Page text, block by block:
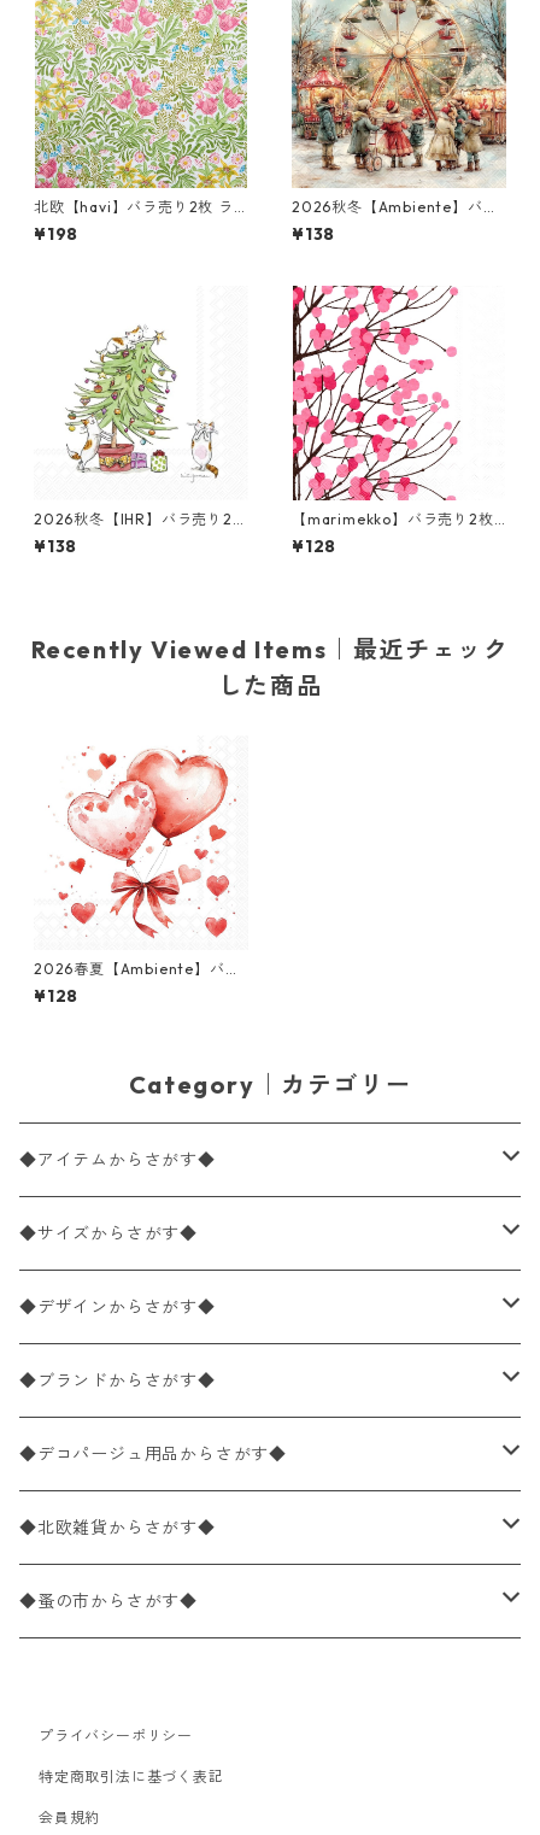
北欧【havi】バラ売り2枚 ラ
ンチサイズ ペーパーナプキン
Bower グリーン William Mor
¥198
2026秋冬【Ambiente】バラ
売り2枚 ランチサイズ ペーパ
ーナプキン Theme Park グレ
¥138
2026秋冬【IHR】バラ売り2枚
ランチサイズ ペーパーナプキ
ン CATS IN THE TREE ホワイ
¥138
【marimekko】バラ売り2枚
ランチサイズ ペーパーナプキ
ン LUMIMARJA ホワイト×ピ
¥128
Recently Viewed Items｜最近チェック
した商品
2026春夏【Ambiente】バラ
売り2枚 ランチサイズ ペーパ
ーナプキン Balloon hearts ホ
¥128
Category｜カテゴリー
◆アイテムからさがす◆
ペーパーナプキン2枚バラ売り
ペーパーナプキン1枚バラ売り
ペーパーナプキン20枚入りパック
ペーパーナプキン10枚入りパック
ライスペーパー
ペーパーリネンナプキン
ワックスペーパー
デコパージュ用品
◆サイズからさがす◆
33×33cm（ランチサイズ）
バラ売り
パック売り
25×25cm（カクテルサイズ）
バラ売り
パック売り
40×40cm（ディナーサイズ）
バラ売り
パック売り
21×21cm（ポケットサイズ）
バラ売り
33cm（ラウンド）
◆デザインからさがす◆
花柄
植物・グリーン柄
動物・鳥・昆虫・蝶柄
海・魚柄
食べ物・フルーツ・野菜・ドリンク柄
食器・カトラリー柄
◆ブランドからさがす◆
ドイツ製 IHR/イア
ランチサイズ
カクテルサイズ
ドイツ製 Ambiente/アンビエンテ
ランチサイズ
ドイツ製 Paperproducts Design
カクテルサイズ
ランチサイズ
カクテルサイズ
ドイツ製 ti-flair/ティーフレア
ランチサイズ
ドイツ製 PAW/パウ
◆デコパージュ用品からさがす◆
デコパージュ液
デコパージュ下地
デコパージュはさみ
3Dデコパージュ
◆北欧雑貨からさがす◆
シリコンモールド
トレイ
ポスター・カレンダー
◆蚤の市からさがす◆
北欧雑貨
デコパージュ用品
プライバシーポリシー
特定商取引法に基づく表記
会員規約